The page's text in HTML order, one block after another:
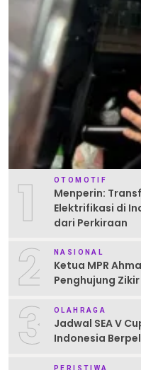
1 OTOMOTIF
Menperin:
Elektrifikasi di
dari Perkiraan
2 NASIONAL
Ketua MPR
Penghujung
3 OLAHRAGA
Jadwal SEA V
Indonesia
PERISTIWA